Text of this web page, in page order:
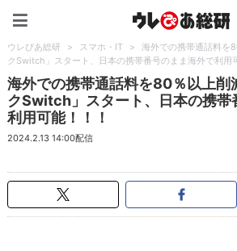
ウレぴあ総研 > スマホ・IT >
海外での携帯通話料を
クSwitch」スタート、日本の携帯番号のまま海外で利用
海外での携帯通話料を80％以上削
クSwitch」スタート、日本の携帯
利用可能！！！
2024.2.13 14:00配信